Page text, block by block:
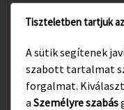
www.visitgyula.com
www.gyulakult.hu
Tiszteletben tartjuk
A sütik segítenek
szabott tartalmat
forgalmat.
a Személyre szabás